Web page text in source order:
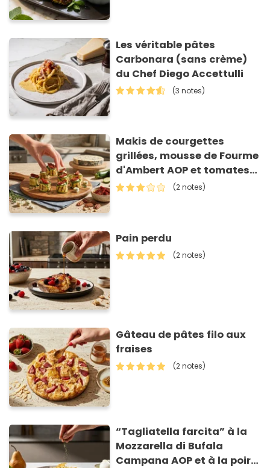
Les véritable pâtes
Carbonara (sans crème)
du Chef Diego Accettulli
(3 notes)
Makis de courgettes
grillées, mousse de Fourme
d'Ambert AOP et tomates
séchées
(2 notes)
Pain perdu
(2 notes)
Gâteau de pâtes filo aux
fraises
(2 notes)
“Tagliatella farcita” à la
Mozzarella di Bufala
Campana AOP et à la poire